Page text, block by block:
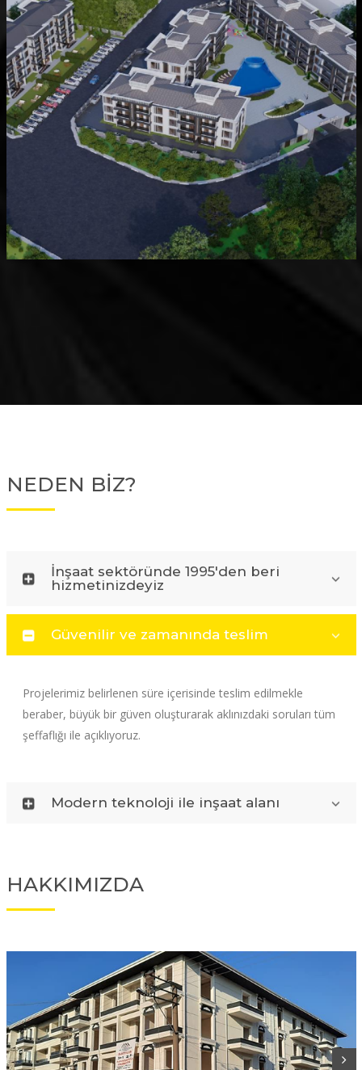
NEDEN BİZ?
İnşaat sektöründe 1995'den beri
hizmetinizdeyiz
Güvenilir ve zamanında teslim
Projelerimiz belirlenen süre içerisinde teslim edilmekle
beraber, büyük bir güven oluşturarak aklınızdaki soruları tüm
şeffaflığı ile açıklıyoruz.
Modern teknoloji ile inşaat alanı
HAKKIMIZDA